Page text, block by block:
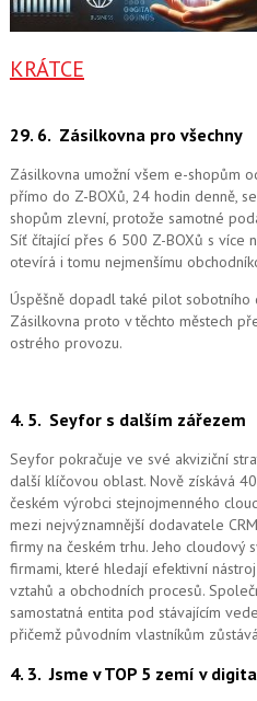
KRÁTCE
29. 6. Zásilkovna pro všechny
Zásilkovna umožní všem e-shopům
přímo do Z-BOXů, 24 hodin denně,
shopům zlevní, protože samotné
Síť čítající přes 6 500 Z-BOXů s více
otevírá i tomu nejmenšímu
Úspěšně dopadl také pilot sobotního
Zásilkovna proto v těchto městech
ostrého provozu.
4. 5. Seyfor s dalším zářezem
Seyfor pokračuje ve své akviziční
další klíčovou oblast. Nově získává
českém výrobci stejnojmenného
mezi nejvýznamnější dodavatele
firmy na českém trhu. Jeho cloudový
firmami, které hledají efektivní
vztahů a obchodních procesů.
samostatná entita pod stávajícím
přičemž původním vlastníkům
4. 3.Jsme v TOP 5 zemí v